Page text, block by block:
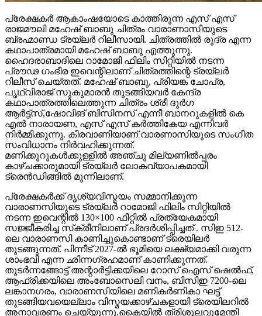
പ്രേക്ഷകർ ആകാംഷയോടെ കാത്തിരുന്ന എസ് എസ്
രാജമൗലി മഹേഷ് ബാബു ചിത്രം വാരാണാസിയുടെ
ബ്രഹ്മാണ്ഡ ട്രയ്ലർ റിലീസായി. ചിത്രത്തിൽ രുദ്ര എന്ന
കഥാപാത്രമായി മഹേഷ് ബാബു എത്തുന്നു.
ഹൈദരാബാദിലെ റാമോജി ഫിലിം സിറ്റിയിൽ നടന്ന
പ്രൗഢ ഗംഭീര ഇവെന്റിലാണ് ചിത്രത്തിന്റെ ട്രയ്ലർ
റിലീസ് ചെയ്തത്. മഹേഷ് ബാബു, പ്രിയങ്ക ചോപ്ര,
പൃഥ്വിരാജ് സുകുമാരൻ തുടങ്ങിയവർ കേന്ദ്ര
കഥാപാത്രത്തിലെത്തുന്ന ചിത്രം ശ്രീ ദുർഗ
ആർട്ട്സ്,ഷോവിങ് ബിസിനസ് എന്നീ ബാനറുകളിൽ കെ
എൽ നാരായണ, എസ് എസ് കർത്തികേയ എന്നിവർ
നിർമ്മിക്കുന്നു. കീരവാണിയാണ് വാരണാസിയുടെ സംഗീത
സംവിധാനം നിർവഹിക്കുന്നത്.
മണിക്കൂറുകൾക്കുള്ളിൽ അഞ്ചു മില്യണിൽപ്പരം
കാഴ്ചക്കാരുമായി ട്രയ്ലർ ലോകവ്യാപകമായി
ട്രെൻഡിങ്ങിൽ മുന്നിലാണ്.
പ്രേക്ഷകർക്ക് ദൃശ്യവിസ്മയം സമ്മാനിക്കുന്ന
വാരാണസിയുടെ ട്രയ്ലർ റാമോജി ഫിലിം സിറ്റിയിൽ
നടന്ന ഇവെന്റിൽ 130×100 ഫീറ്റിൽ പ്രത്യേകമായി
സജ്ജീകരിച്ച സ്‌ക്രീനിലാണ് പ്രദർശിപ്പിച്ചത് . സിഇ 512-
ലെ വാരാണസി കാണിച്ചുകൊണ്ടാണ് ട്രെയിലര്‍
തുടങ്ങുന്നത്. പിന്നീട് 2027-ല്‍ ഭൂമിയെ ലക്ഷ്യമാക്കി വരുന്ന
ശാംഭവി എന്ന ഛിന്നഗ്രഹമാണ് കാണിക്കുന്നത്.
തുടര്‍ന്നങ്ങോട്ട് അന്റാര്‍ട്ടിക്കയിലെ റോസ് ഐസ് ഷെല്‍ഫ്,
ആഫ്രിക്കയിലെ അംബോസെലി വനം, ബിസിഇ 7200-ലെ
ലങ്കാനഗരം, വാരാണസിയിലെ മണികര്‍ണികാ ഘട്ട്
തുടങ്ങിയവയെല്ലാം വിസ്മയക്കാഴ്ചകളായി ട്രെയിലറില്‍
അനാവരണം ചെയ്യുന്നു.കൈയില്‍ ത്രിശൂലവുമേന്തി